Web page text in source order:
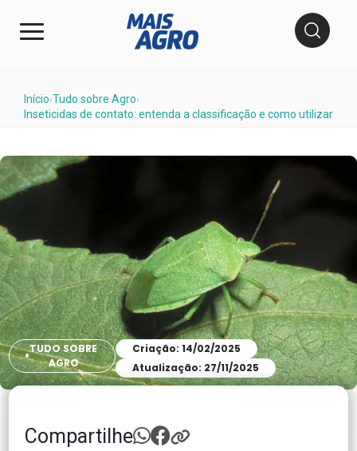
Início›Tudo sobre Agro›
Inseticidas de contato: entenda a classificação e como utilizar
TUDO SOBRE
AGRO
Criação: 14/02/2025
Atualização: 27/11/2025
Compartilhe